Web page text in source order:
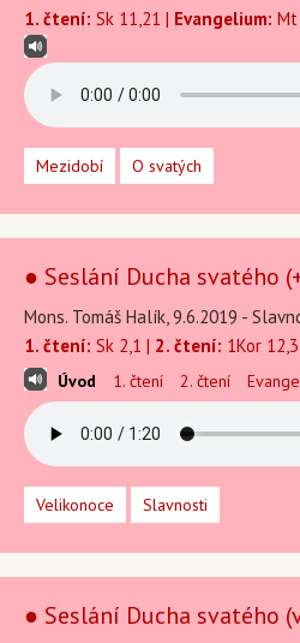
1. čtení: Sk 11,21 | Evangelium: Mt
Mezidobí O svatých
● Seslání Ducha svatého
Mons. Tomáš Halík, 9.6.2019 -
1. čtení: Sk 2,1 | 2. čtení: 1Kor
Úvod 1. čtení 2. čtení
Velikonoce Slavnosti
● Seslání Ducha svatého